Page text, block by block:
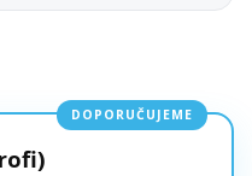
DOPORUČUJEME